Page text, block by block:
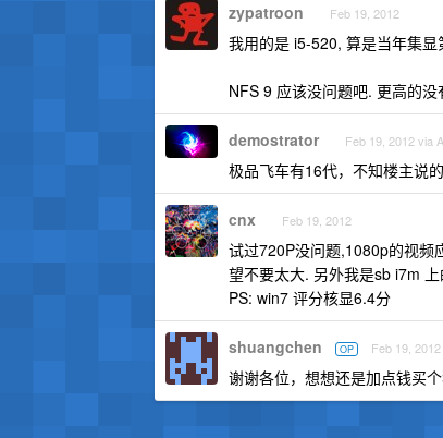
zypatroon Feb 19, 2012
我用的是 i5-520, 算是当年集
NFS 9 应该没问题吧. 更高的
demostrator Feb 19, 2012 via
极品飞车有16代，不知楼主说
cnx Feb 19, 2012
试过720P没问题,1080p的视频
望不要太大. 另外我是sb i7m
PS: win7 评分核显6.4分
shuangchen OP Feb 19, 2012
谢谢各位，想想还是加点钱买